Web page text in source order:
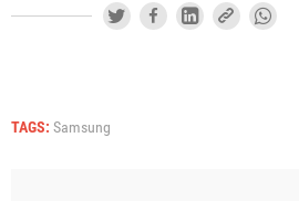
TAGS: Samsung